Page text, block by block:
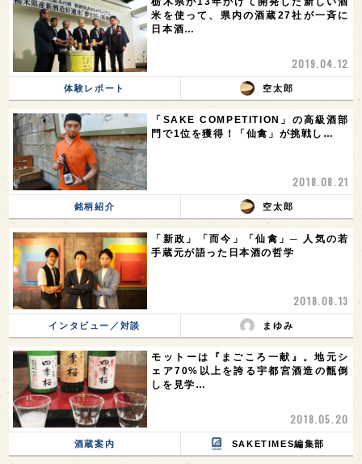
米を使って、県内の酒蔵27社が一斉に
日本酒…
2019.04.12
体験レポート 空太郎
「SAKE COMPETITION」の高級酒部
門で1位を獲得！「仙禽」が挑戦し…
2018.08.21
銘柄紹介 空太郎
「新政」「而今」「仙禽」─ 人気の若
手蔵元が語った日本酒の哲学
2018.08.13
インタビュー／対談 まゆみ
モットーは『まごころ一献』。地元シ
ェア70%以上を誇る宇都宮酒造の甑倒
しを見学…
2018.05.20
酒蔵案内 SAKETIMES編集部